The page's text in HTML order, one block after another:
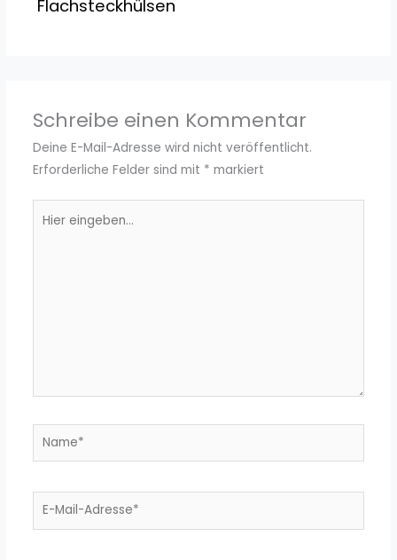
Flachsteckhülsen
Schreibe einen Kommentar
Deine E-Mail-Adresse wird nicht veröffentlicht.
Erforderliche Felder sind mit * markiert
eingeben…
Name*
E-